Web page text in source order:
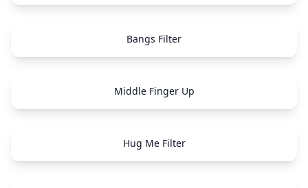
Bangs Filter
Middle Finger Up
Hug Me Filter